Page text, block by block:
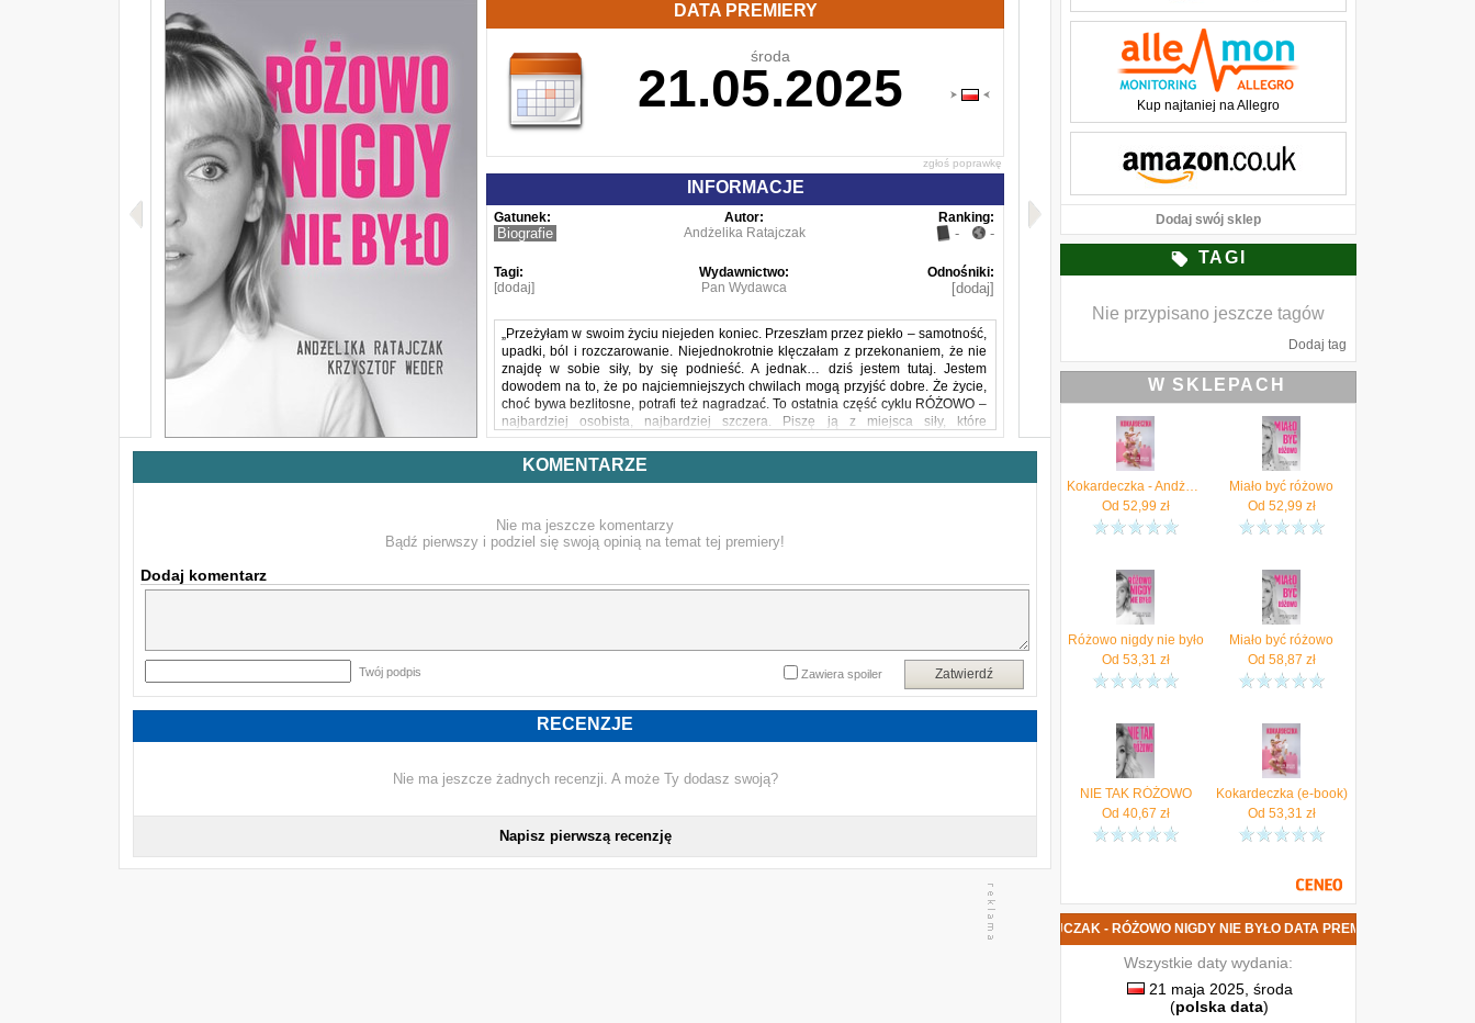
DATA PREMIERY
środa
21.05.2025
zgłoś poprawkę
INFORMACJE
Gatunek:
Biografie
Autor:
Andżelika Ratajczak
Ranking:
- -
Tagi:
[dodaj]
Wydawnictwo:
Pan Wydawca
Odnośniki:
[dodaj]
„Przeżyłam w swoim życiu niejeden koniec. Przeszłam przez piekło – samotność,
upadki, ból i rozczarowanie. Niejednokrotnie klęczałam z przekonaniem, że nie
znajdę w sobie siły, by się podnieść. A jednak… dziś jestem tutaj. Jestem
dowodem na to, że po najciemniejszych chwilach mogą przyjść dobre. Że życie,
choć bywa bezlitosne, potrafi też nagradzać. To ostatnia część cyklu RÓŻOWO –
najbardziej osobista, najbardziej szczera. Piszę ją z miejsca siły, które
zbudowałam z bólu. To opowieść o tym, że warto walczyć, nawet kiedy nie widać
już sensu.
- Andżelika Ratajczak
KOMENTARZE
Nie ma jeszcze komentarzy
Bądź pierwszy i podziel się swoją opinią na temat tej premiery!
Dodaj komentarz
Twój podpis Zatwierdź
Zawiera spoiler
RECENZJE
Nie ma jeszcze żadnych recenzji. A może Ty dodasz swoją?
Napisz pierwszą recenzję
Kup najtaniej na Allegro
Dodaj swój sklep
TAGI
Nie przypisano jeszcze tagów
Dodaj tag
W SKLEPACH
Kokardeczka - Andżelika Ratajczak, Krzysztof Weder
Od 52,99 zł
Miało być różowo
Od 52,99 zł
Różowo nigdy nie było
Od 53,31 zł
Miało być różowo
Od 58,87 zł
NIE TAK RÓŻOWO
Od 40,67 zł
Kokardeczka (e-book)
Od 53,31 zł
NOWA KSIĄŻKA ANDŻELIKA RATAJCZAK - RÓŻOWO NIGDY NIE BYŁO DATA PREMIERY
Wszystkie daty wydania:
21 maja 2025, środa
(polska data)